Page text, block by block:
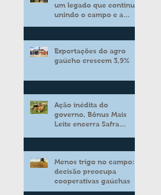
um legado que continua
unindo o campo e a
Exportações do agro
gaúcho crescem 3,9%
Ação inédita do
governo, Bônus Mais
Leite encerra Safra
aos produtores de leite
Menos trigo no campo:
decisão preocupa
cooperativas gaúchas